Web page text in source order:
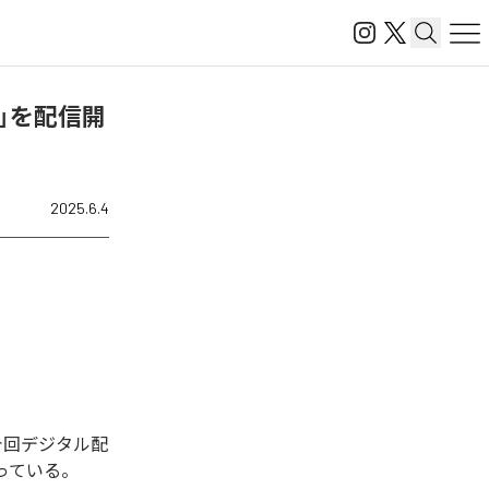
を配信開
2025.6.4
回デジタル配
いる。